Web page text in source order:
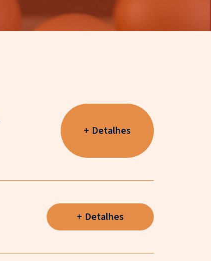
Detalhes
Detalhes